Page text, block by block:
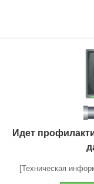
Идет
[Техническая